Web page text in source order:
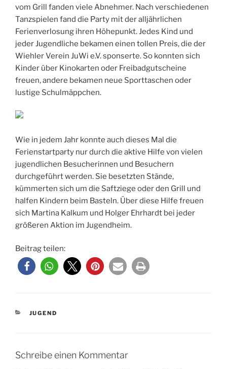
vom Grill fanden viele Abnehmer. Nach verschiedenen
Tanzspielen fand die Party mit der alljährlichen
Ferienverlosung ihren Höhepunkt. Jedes Kind und
jeder Jugendliche bekamen einen tollen Preis, die der
Wiehler Verein JuWi e.V. sponserte. So konnten sich
Kinder über Kinokarten oder Freibadgutscheine
freuen, andere bekamen neue Sporttaschen oder
lustige Schulmäppchen.
Wie in jedem Jahr konnte auch dieses Mal die
Ferienstartparty nur durch die aktive Hilfe von vielen
jugendlichen Besucherinnen und Besuchern
durchgeführt werden. Sie besetzten Stände,
kümmerten sich um die Saftziege oder den Grill und
halfen Kindern beim Basteln. Über diese Hilfe freuen
sich Martina Kalkum und Holger Ehrhardt bei jeder
größeren Aktion im Jugendheim.
Beitrag teilen:
KATEGORIEN
JUGEND
Schreibe einen Kommentar